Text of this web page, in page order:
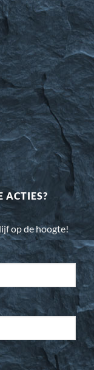
ACTIES?
op de hoogte!